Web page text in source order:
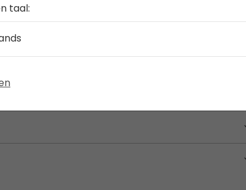
warmte en comfort, ideaal voor koude dagen.
het voor langdurige zachtheid en duurzaamheid.
taal: